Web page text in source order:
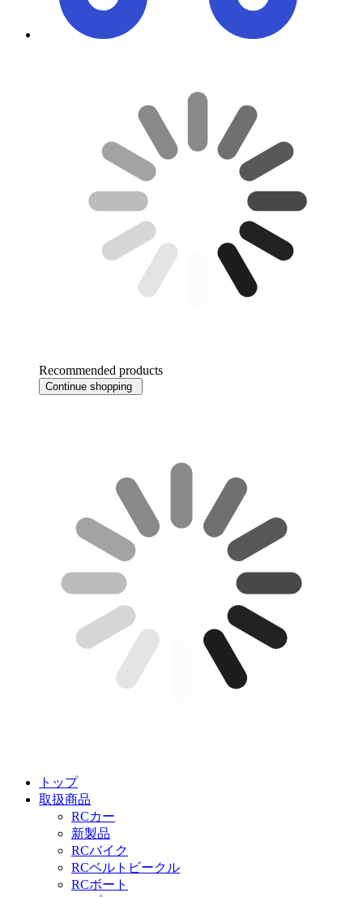
Recommended products
Continue shopping
トップ
取扱商品
RCカー
新製品
RCバイク
RCベルトビークル
RCボート